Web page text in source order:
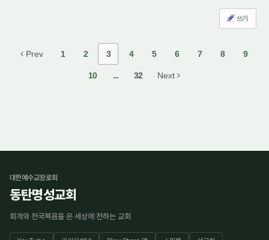
쓰기
Prev 1 2 3 4 5 6 7 8 9
10 ... 32 Next
대한예수교장로회
동탄명성교회
회개와 천국복음을 온 세상에 전하는 교회